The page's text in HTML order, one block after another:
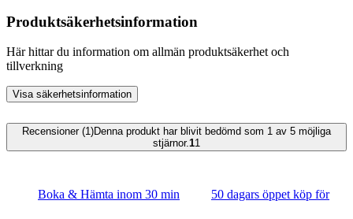
Produktsäkerhetsinformation
Här hittar du information om allmän produktsäkerhet och
tillverkning
Visa säkerhetsinformation
Recensioner (1)Denna produkt har blivit bedömd som 1 av 5 möjliga
stjärnor.11
Boka & Hämta inom 30 min 50 dagars öppet köp för